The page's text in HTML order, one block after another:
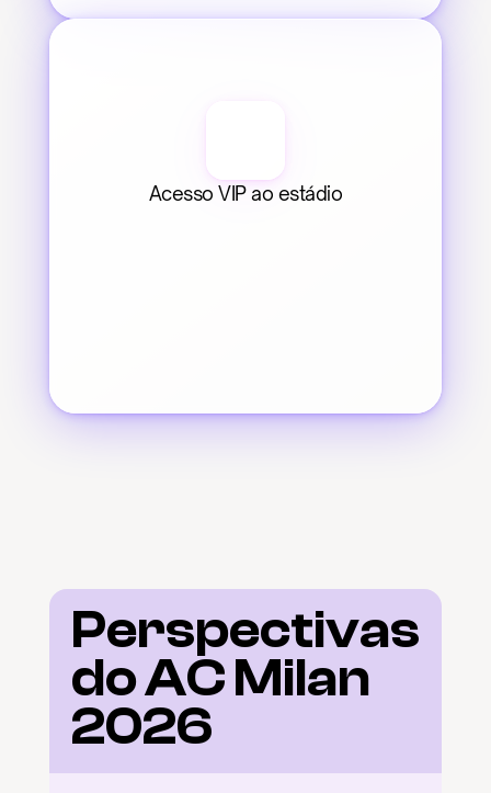
Acesso VIP ao estádio
Perspectivas
do AC Milan
2026